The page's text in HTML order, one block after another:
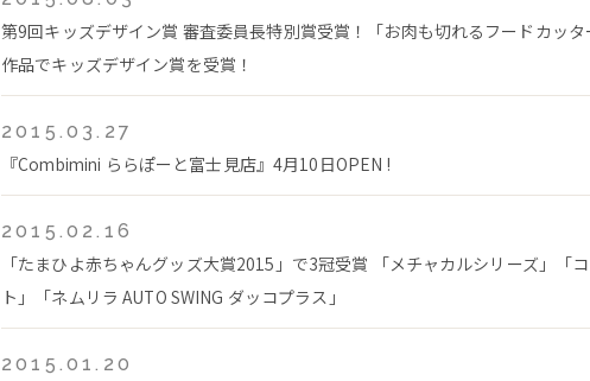
第9回キッズデザイン賞 審査委員長特別賞受賞！「お肉も切れるフードカッ
作品でキッズデザイン賞を受賞！
2015.03.27
『Combimini ららぽーと富士見店』4月10日OPEN !
2015.02.16
「たまひよ赤ちゃんグッズ大賞2015」で3冠受賞 「メチャカルシリーズ」「
ト」「ネムリラ AUTO SWING ダッコプラス」
2015.01.20